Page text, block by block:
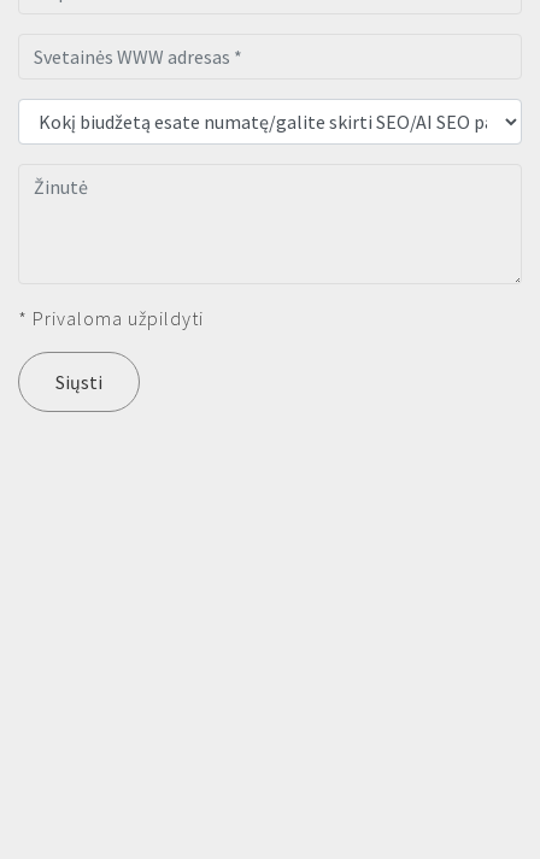
* Privaloma užpildyti
Siųsti